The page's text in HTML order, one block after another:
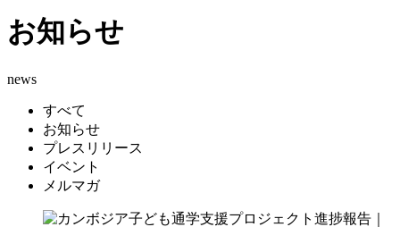
お知らせ
news
すべて
お知らせ
プレスリリース
イベント
メルマガ